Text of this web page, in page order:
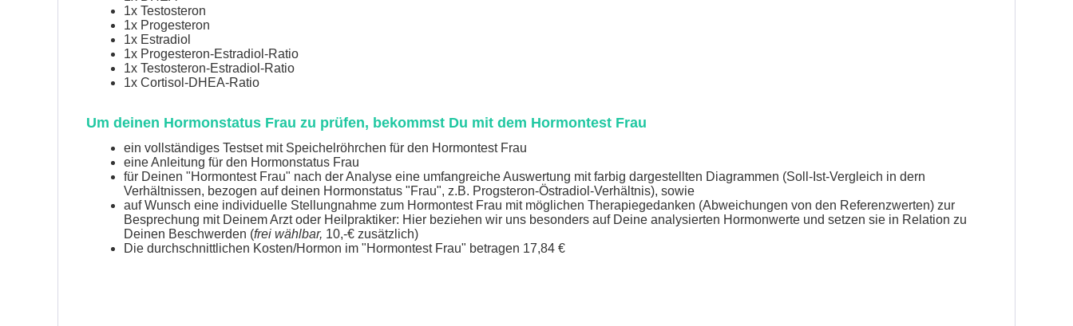
1x Testosteron
1x Progesteron
1x Estradiol
1x Progesteron-Estradiol-Ratio
1x Testosteron-Estradiol-Ratio
1x Cortisol-DHEA-Ratio
Um deinen Hormonstatus Frau zu prüfen, bekommst Du mit dem Hormontest Frau
ein vollständiges Testset mit Speichelröhrchen für den Hormontest Frau
eine Anleitung für den Hormonstatus Frau
für Deinen "Hormontest Frau" nach der Analyse eine umfangreiche Auswertung mit farbig dargestellten Diagrammen (Soll-Ist-Vergleich in dern
Verhältnissen, bezogen auf deinen Hormonstatus "Frau", z.B. Progsteron-Östradiol-Verhältnis), sowie
auf Wunsch eine individuelle Stellungnahme zum Hormontest Frau mit möglichen Therapiegedanken (Abweichungen von den Referenzwerten) zur
Besprechung mit Deinem Arzt oder Heilpraktiker: Hier beziehen wir uns besonders auf Deine analysierten Hormonwerte und setzen sie in Relation zu
Deinen Beschwerden (frei wählbar, 10,-€ zusätzlich)
Die durchschnittlichen Kosten/Hormon im "Hormontest Frau" betragen 17,84 €